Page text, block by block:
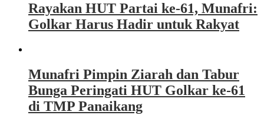
Rayakan HUT Partai ke-61, Munafri:
Golkar Harus Hadir untuk Rakyat
Munafri Pimpin Ziarah dan Tabur
Bunga Peringati HUT Golkar ke-61
di TMP Panaikang